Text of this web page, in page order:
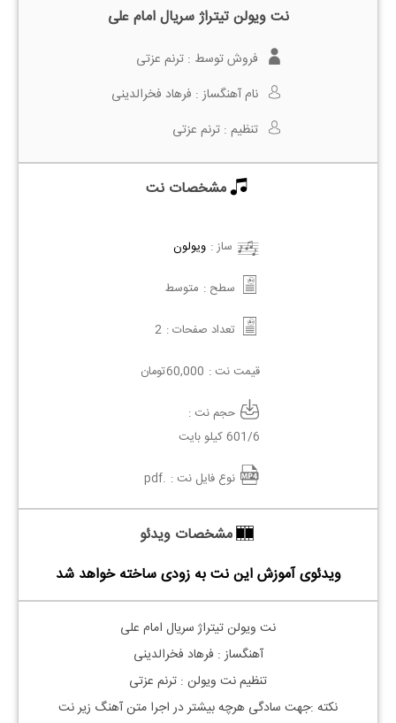
نت ویولن تیتراژ سریال امام علی
فروش توسط : ترنم عزتی
نام آهنگساز : فرهاد فخرالدینی
تنظیم : ترنم عزتی
مشخصات نت
ساز : ویولون
سطح : متوسط
تعداد صفحات : 2
قیمت نت : 60,000تومان
حجم نت :
601/6 کیلو بایت
نوع فایل نت : .pdf
مشخصات ویدئو
ویدئوی آموزش این نت به زودی ساخته خواهد شد
نت ویولنتیتراژ سریال امام علی
آهنگساز : فرهاد فخرالدینی
تنظیم نت ویولن : ترنم عزتی
نکته :جهت سادگی هرچه بیشتر در اجرا متن آهنگ زیر نت